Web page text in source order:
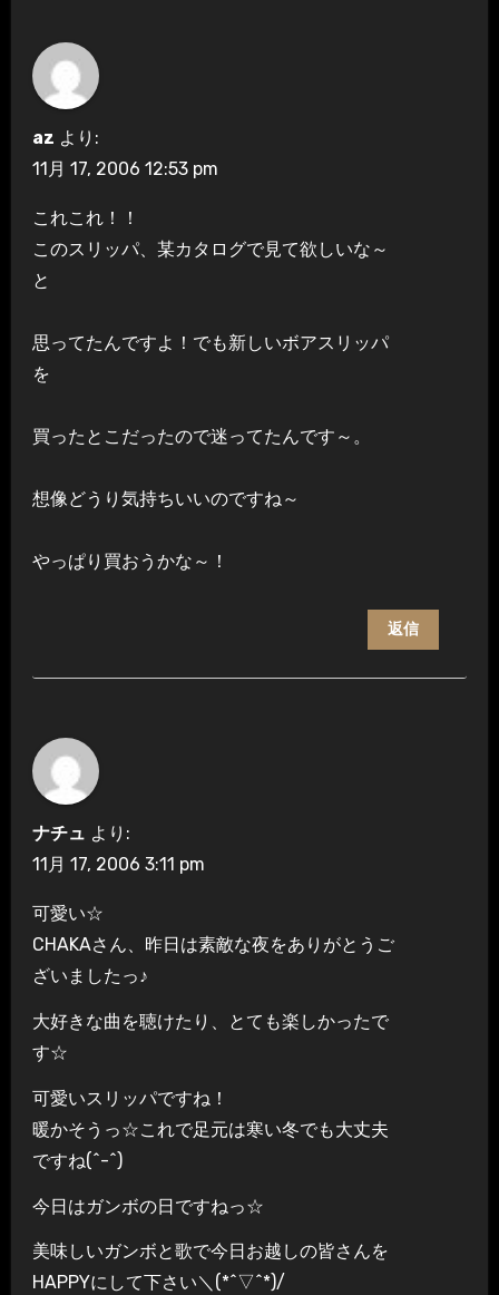
az より:
11月 17, 2006 12:53 pm
これこれ！！
このスリッパ、某カタログで見て欲しいな～
と
思ってたんですよ！でも新しいボアスリッパ
を
買ったとこだったので迷ってたんです～。
想像どうり気持ちいいのですね～
やっぱり買おうかな～！
返信
ナチュ より:
11月 17, 2006 3:11 pm
可愛い☆
CHAKAさん、昨日は素敵な夜をありがとうご
ざいましたっ♪
大好きな曲を聴けたり、とても楽しかったで
す☆
可愛いスリッパですね！
暖かそうっ☆これで足元は寒い冬でも大丈夫
ですね(^-^)
今日はガンボの日ですねっ☆
美味しいガンボと歌で今日お越しの皆さんを
HAPPYにして下さい＼(*^▽^*)/